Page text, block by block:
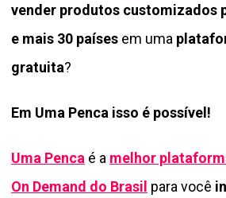
vender produtos customizados
e mais 30 países em uma
gratuita?
Em Uma Penca isso é possível!
Uma Penca é a melhor
On Demand do Brasil para você